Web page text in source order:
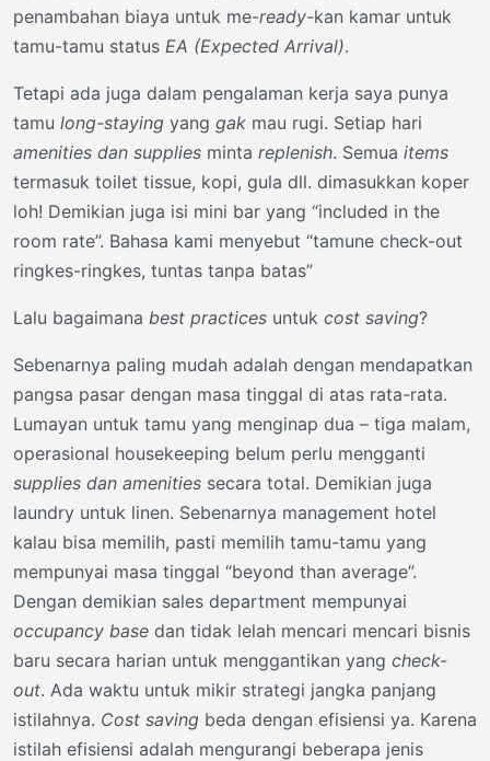
penambahan biaya untuk me-ready-kan kamar untuk
tamu-tamu status EA (Expected Arrival).
Tetapi ada juga dalam pengalaman kerja saya punya
tamu long-staying yang gak mau rugi. Setiap hari
amenities dan supplies minta replenish. Semua items
termasuk toilet tissue, kopi, gula dll. dimasukkan koper
loh! Demikian juga isi mini bar yang “included in the
room rate”. Bahasa kami menyebut “tamune check-out
ringkes-ringkes, tuntas tanpa batas”
Lalu bagaimana best practices untuk cost saving?
Sebenarnya paling mudah adalah dengan mendapatkan
pangsa pasar dengan masa tinggal di atas rata-rata.
Lumayan untuk tamu yang menginap dua – tiga malam,
operasional housekeeping belum perlu mengganti
supplies dan amenities secara total. Demikian juga
laundry untuk linen. Sebenarnya management hotel
kalau bisa memilih, pasti memilih tamu-tamu yang
mempunyai masa tinggal “beyond than average”.
Dengan demikian sales department mempunyai
occupancy base dan tidak lelah mencari mencari bisnis
baru secara harian untuk menggantikan yang check-
out. Ada waktu untuk mikir strategi jangka panjang
istilahnya. Cost saving beda dengan efisiensi ya. Karena
istilah efisiensi adalah mengurangi beberapa jenis